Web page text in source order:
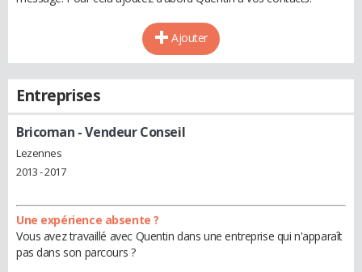
Ajouter
Entreprises
Bricoman - Vendeur Conseil
Lezennes
2013 - 2017
Une expérience absente ?
Vous avez travaillé avec Quentin dans une entreprise qui n'apparaît
pas dans son parcours ?